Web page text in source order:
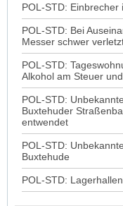
POL-STD: Einbrecher
POL-STD: Bei
Messer schwer
POL-STD:
Alkohol am Steuer
POL-STD:
Buxtehuder
entwendet
POL-STD:
Buxtehude
POL-STD: